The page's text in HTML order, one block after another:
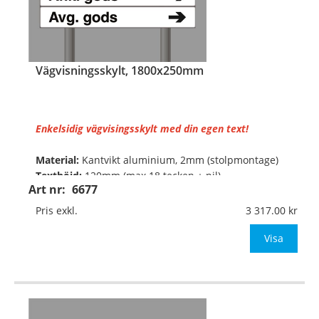
Vägvisningsskylt, 1800x250mm
Art nr: 6677
Enkelsidig vägvisingsskylt med din egen text!
Material: Kantvikt aluminium, 2mm (stolpmontage)
Texthöjd: 120mm (max 18 tecken + pil)
Mått:1800x250mm
• Standard färgkombination: Blå botten och vit text el
…
Pris exkl. 3 317.00
Visa